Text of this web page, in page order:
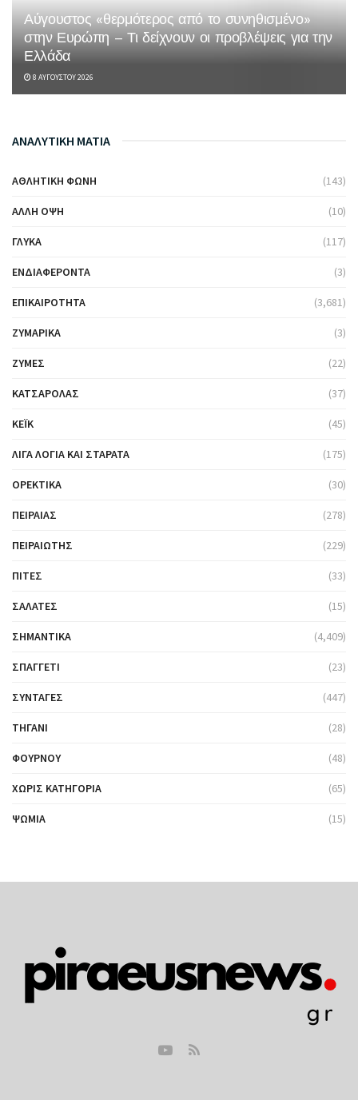
Αύγουστος «θερμότερος από το συνηθισμένο»
στην Ευρώπη – Τι δείχνουν οι προβλέψεις για την
Ελλάδα
8 ΑΥΓΟΎΣΤΟΥ 2026
ΑΝΑΛΥΤΙΚΗ ΜΑΤΙΑ
ΑΘΛΗΤΙΚΉ ΦΩΝΉ (143)
ΆΛΛΗ ΌΨΗ (10)
ΓΛΥΚΆ (117)
ΕΝΔΙΑΦΈΡΟΝΤΑ (3)
ΕΠΙΚΑΙΡΌΤΗΤΑ (3,681)
ΖΥΜΑΡΙΚΆ (3)
ΖΎΜΕΣ (22)
ΚΑΤΣΑΡΌΛΑΣ (37)
ΚΈΙΚ (45)
ΛΊΓΑ ΛΌΓΙΑ ΚΑΙ ΣΤΑΡΆΤΑ (175)
ΟΡΕΚΤΙΚΆ (30)
ΠΕΙΡΑΙΆΣ (278)
ΠΕΙΡΑΙΏΤΗΣ (229)
ΠΊΤΕΣ (33)
ΣΑΛΆΤΕΣ (15)
ΣΗΜΑΝΤΙΚΆ (4,409)
ΣΠΑΓΓΈΤΙ (23)
ΣΥΝΤΑΓΈΣ (447)
ΤΗΓΆΝΙ (28)
ΦΟΎΡΝΟΥ (48)
ΧΩΡΊΣ ΚΑΤΗΓΟΡΊΑ (65)
ΨΩΜΙΆ (15)